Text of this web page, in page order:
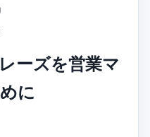
ーズを営業マ
に